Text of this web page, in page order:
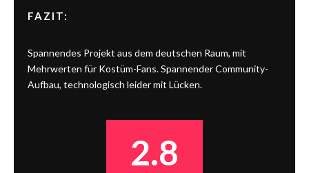
FAZIT:
Spannendes Projekt aus dem deutschen Raum, mit
Mehrwerten für Kostüm-Fans. Spannender Community-
Aufbau, technologisch leider mit Lücken.
2.8